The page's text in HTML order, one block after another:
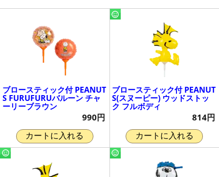
ブロースティック付 PEANUT
S FURUFURUバルーン チャ
ーリーブラウン
990円
カートに入れる
ブロースティック付 PEANUT
S(スヌーピー) ウッドストッ
ク フルボディ
814円
カートに入れる